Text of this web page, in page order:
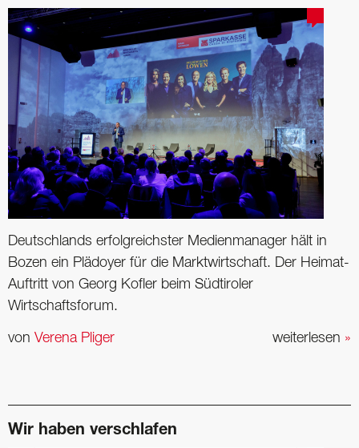
Deutschlands erfolgreichster Medienmanager hält in
Bozen ein Plädoyer für die Marktwirtschaft. Der Heimat-
Auftritt von Georg Kofler beim Südtiroler
Wirtschaftsforum.
weiterlesen »
von Verena Pliger
Wir haben verschlafen